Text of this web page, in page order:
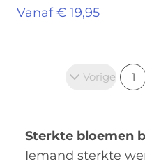
Vanaf € 19,95
Vorige 1
Sterkte bloemen
Iemand sterkte